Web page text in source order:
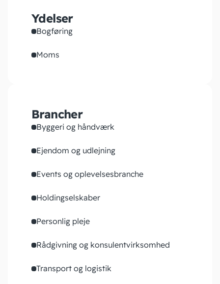
Ydelser
Bogføring
Moms
Brancher
Byggeri og håndværk
Ejendom og udlejning
Events og oplevelsesbranche
Holdingselskaber
Personlig pleje
Rådgivning og konsulentvirksomhed
Transport og logistik